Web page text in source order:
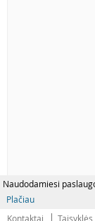
Naudodamiesi
Plačiau
Kontaktai Taisyklės